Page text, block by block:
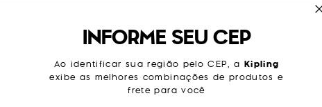
canetas ou pincéis de
tecido resistente à água e Tamanho
Cor
Modelo
INFORME SEU CEP
Ao identificar sua região pelo CEP, a Kipling
exibe as melhores combinações de produtos e
frete para você